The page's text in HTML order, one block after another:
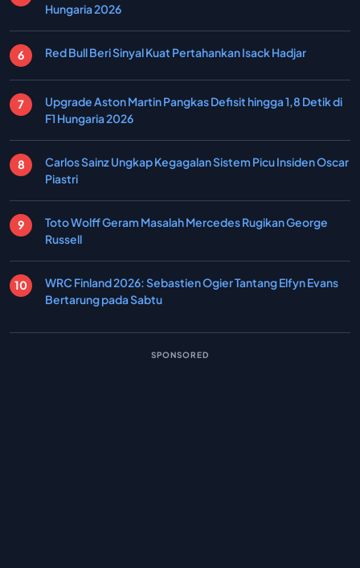
Hungaria 2026
Red Bull Beri Sinyal Kuat Pertahankan Isack Hadjar
Upgrade Aston Martin Pangkas Defisit hingga 1,8 Detik di
F1 Hungaria 2026
Carlos Sainz Ungkap Kegagalan Sistem Picu Insiden Oscar
Piastri
Toto Wolff Geram Masalah Mercedes Rugikan George
Russell
WRC Finland 2026: Sebastien Ogier Tantang Elfyn Evans
Bertarung pada Sabtu
SPONSORED